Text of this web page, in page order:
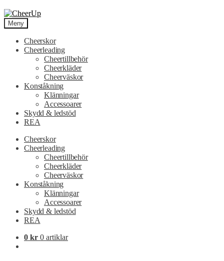
Hoppa
till
navigering
Hoppa
till
innehåll
Meny
Cheerskor
Cheerleading
Cheertillbehör
Cheerkläder
Cheerväskor
Konståkning
Klänningar
Accessoarer
Skydd & ledstöd
REA
Cheerskor
Cheerleading
Cheertillbehör
Cheerkläder
Cheerväskor
Konståkning
Klänningar
Accessoarer
Skydd & ledstöd
REA
0 kr 0 artiklar